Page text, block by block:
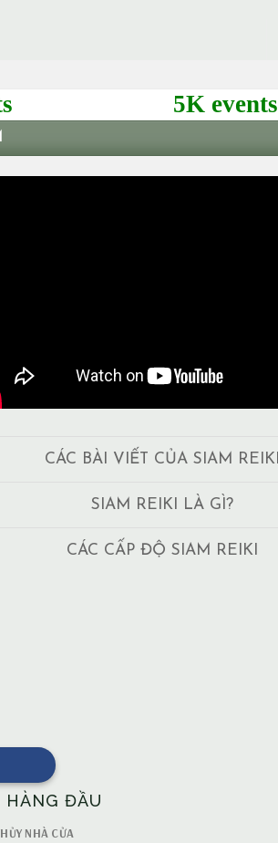
5K events
CÁC BÀI VIẾT CỦA SIAM REIKI
SIAM REIKI LÀ GÌ?
CÁC CẤP ĐỘ SIAM REIKI
ĐẦU